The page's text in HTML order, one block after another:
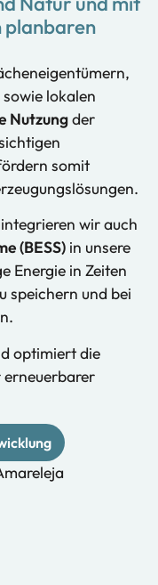
planbaren
lokalen
Nutzungder
somit
wir auch
(BESS)in unsere
Energie in Zeiten
speichern und bei
optimiert die